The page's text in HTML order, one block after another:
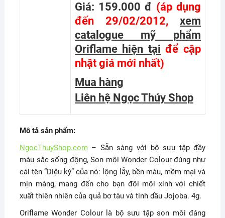
Giá: 159.000 đ (áp dụng
đến 29/02/2012, xem
catalogue mỹ phẩm
Oriflame hiện tại để cập
nhật giá mới nhất)
Mua hàng
Liên hệ Ngọc Thúy Shop
Mô tả sản phẩm:
NgocThuyShop.com– Sẵn sàng với bộ sưu tập đầy
màu sắc sống động, Son môi Wonder Colour đúng như
cái tên “Diệu kỳ” của nó: lộng lẫy, bền màu, mềm mại và
mịn màng, mang đến cho bạn đôi môi xinh với chiết
xuất thiên nhiên của quả bơ tàu và tinh dầu Jojoba. 4g.
Oriflame Wonder Colour là bộ sưu tập son môi đáng